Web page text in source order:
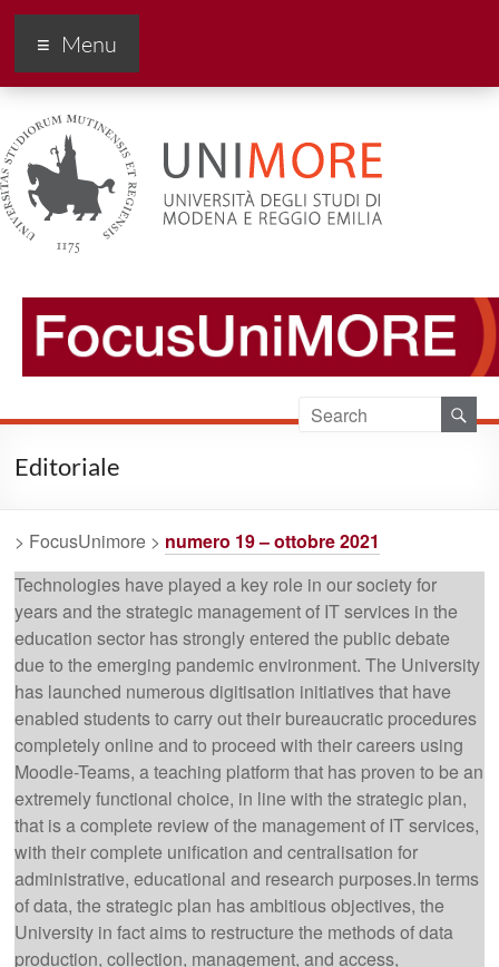
FocusUnimore
Menu
Editoriale
> FocusUnimore > numero 19 – ottobre 2021
Technologies have played a key role in our society for
years and the strategic management of IT services in the
education sector has strongly entered the public debate
due to the emerging pandemic environment. The University
has launched numerous digitisation initiatives that have
enabled students to carry out their bureaucratic procedures
completely online and to proceed with their careers using
Moodle-Teams, a teaching platform that has proven to be an
extremely functional choice, in line with the strategic plan,
that is a complete review of the management of IT services,
with their complete unification and centralisation for
administrative, educational and research purposes.In terms
of data, the strategic plan has ambitious objectives, the
University in fact aims to restructure the methods of data
production, collection, management, and access,